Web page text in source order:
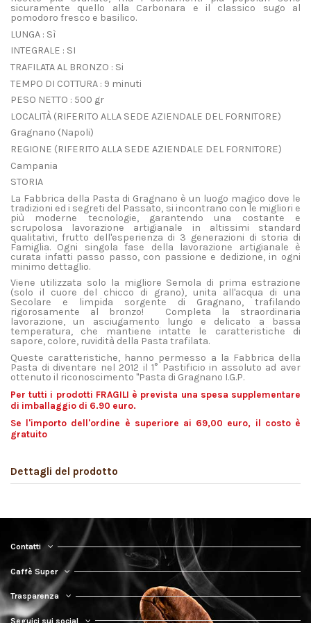
sicuramente quello alla Carbonara e il classico sugo al
pomodoro fresco e basilico.
LUNGA : Sì
INTEGRALE : SI
TRAFILATA AL BRONZO : Si
TEMPO DI COTTURA : 9 minuti
PESO NETTO : 500 gr
LOCALITÀ (RIFERITO ALLA SEDE AZIENDALE DEL FORNITORE)
Gragnano (Napoli)
REGIONE (RIFERITO ALLA SEDE AZIENDALE DEL FORNITORE)
Campania
STORIA
La Fabbrica della Pasta di Gragnano è un luogo magico dove le
tradizioni ed i segreti del Passato, si incontrano con le migliori e
più moderne tecnologie, garantendo una costante e
scrupolosa lavorazione artigianale in altissimi standard
qualitativi, frutto dell'esperienza di 3 generazioni di storia di
Famiglia. Ogni singola fase della lavorazione artigianale è
curata infatti passo passo, con passione e dedizione, in ogni
minimo dettaglio.
Viene utilizzata solo la migliore Semola di prima estrazione
(solo il cuore del chicco di grano), unita all'acqua di una
Secolare e limpida sorgente di Gragnano, trafilando
rigorosamente al bronzo! Completa la straordinaria
lavorazione, un asciugamento lungo e delicato a bassa
temperatura, che mantiene intatte le caratteristiche di
sapore, colore, ruvidità della Pasta trafilata.
Queste caratteristiche, hanno permesso a la Fabbrica della
Pasta di diventare nel 2012 il 1° Pastificio in assoluto ad aver
ottenuto il riconoscimento "Pasta di Gragnano I.G.P.
Per tutti i prodotti FRAGILI è prevista una spesa supplementare
di imballaggio di 6.90 euro.
Se l'importo dell'ordine è superiore ai 69,00 euro, il costo è
gratuito
Dettagli del prodotto
Contatti
Caffè Super
Trasparenza
Seguici sui social